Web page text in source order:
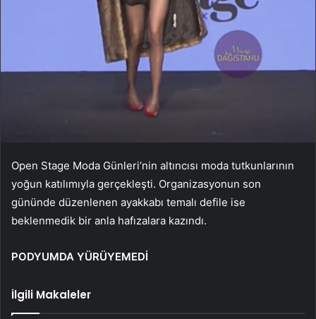
Open Stage Moda Günleri’nin altıncısı moda tutkunlarının
yoğun katılımıyla gerçekleşti. Organizasyonun son
gününde düzenlenen ayakkabı temalı defile ise
beklenmedik bir anla hafızalara kazındı.
PODYUMDA YÜRÜYEMEDİ
İlgili Makaleler